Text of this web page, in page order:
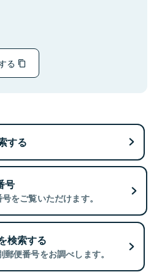
る
する
号
をご覧いただけます。
検索する
便番号をお調べします。